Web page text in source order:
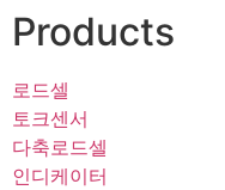
Products
로드셀
토크센서
다축로드셀
인디케이터